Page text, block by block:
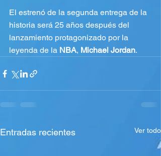
El estrenó de la segunda entrega de la
historia será 25 años después del
lanzamiento protagonizado por la
leyenda de la NBA, Michael Jordan.
Entradas recientes Ver todo